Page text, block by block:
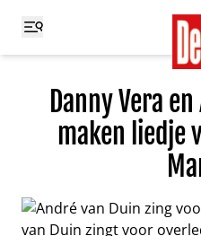
Danny Vera
maken liedje